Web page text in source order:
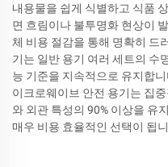
내용물을 쉽게 식별하고 식품
면 흐림이나 불투명화 현상이
체 비용 절감을 통해 명확히 드
기는 일반 용기 여러 세트의 수
능 기준을 지속적으로 유지합
이크로웨이브 안전 용기는 집
와 외관 특성의 90% 이상을 유
매우 비용 효율적인 선택이 됩